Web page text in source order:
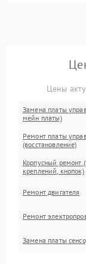
Цены
Замена платы
мейн платы)
Ремонт платы
(восстановление)
Корпусный ремонт
креплений, кнопок)
Ремонт двигателя
Ремонт
Замена платы